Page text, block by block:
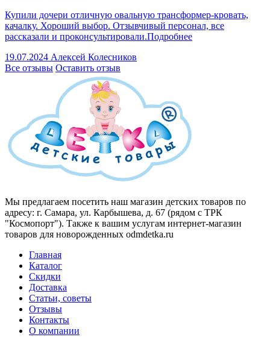
Купили дочери отличную овальную трансформер-кровать,
качалку. Хороший выбор. Отзывчивый персонал, все
рассказали и проконсультировали.Подробнее
19.07.2024 Алексей Колесников
Все отзывы Оставить отзыв
Мы предлагаем посетить наш магазин детских товаров по
адресу: г. Самара, ул. Карбышева, д. 67 (рядом с ТРК
"Космопорт"). Также к вашим услугам интернет-магазин
товаров для новорожденных odmdetka.ru
Главная
Каталог
Скидки
Доставка
Статьи, советы
Отзывы
Контакты
О компании